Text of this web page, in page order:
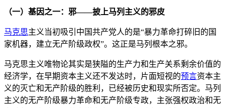
（一）基因之一：邪——披上马列主义的邪皮
马克思主义当初吸引中国共产党人的是“暴力革命打碎旧的国
家机器，建立无产阶级政权”。这正是马列根本之邪。
马克思主义唯物论其实是狭隘的生产力和生产关系剩余价值的
经济学，在早期资本主义还不发达时，片面短视的预言资本主
义的灭亡和无产阶级的胜利，已经被历史和现实所否定。马列
主义的无产阶级暴力革命和无产阶级专政，主张强权政治和无